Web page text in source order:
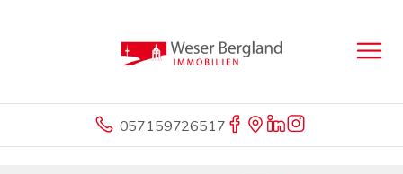
057159726517